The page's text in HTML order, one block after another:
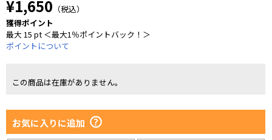
¥1,650 （税込）
獲得ポイント
最大 15 pt ＜最大1％ポイントバック！＞
ポイントについて
この商品は在庫がありません。
お気に入りに追加